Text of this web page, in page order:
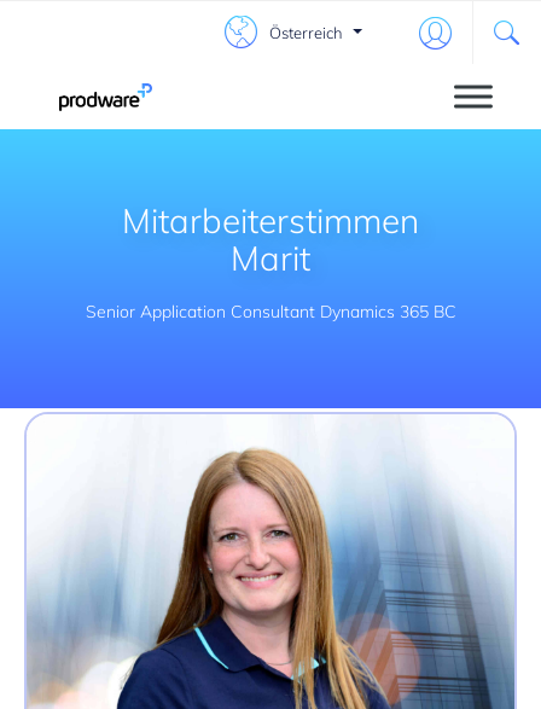
Österreich
Mitarbeiterstimmen
Marit
Senior Application Consultant Dynamics 365 BC